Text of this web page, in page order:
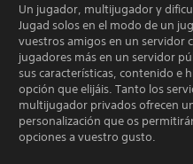
Un jugador, multijugador y
Jugad solos en el modo de un
vuestros amigos en un servidor
jugadores más en un servidor
sus características, contenido e
opción que elijáis. Tanto los
multijugador privados ofrecen
personalización que os
opciones a vuestro gusto.